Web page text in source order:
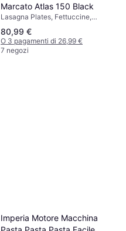
Marcato Atlas 150 Black
Lasagna Plates, Fettuccine,
80,99 €
O 3 pagamenti di 26,99 €
7 negozi
Imperia Motore Macchina